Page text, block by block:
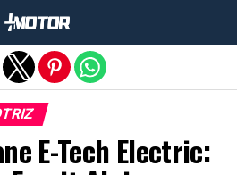
E-Tech Electric:
la versión móvil